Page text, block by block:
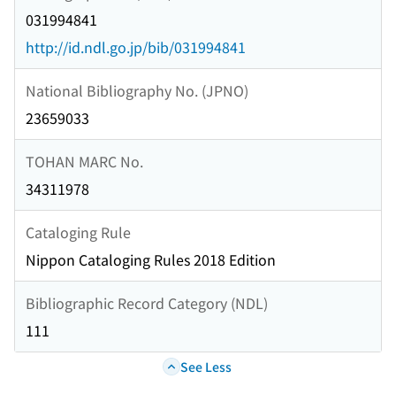
031994841
http://id.ndl.go.jp/bib/031994841
National Bibliography No. (JPNO)
23659033
TOHAN MARC No.
34311978
Cataloging Rule
Nippon Cataloging Rules 2018 Edition
Bibliographic Record Category (NDL)
111
See Less